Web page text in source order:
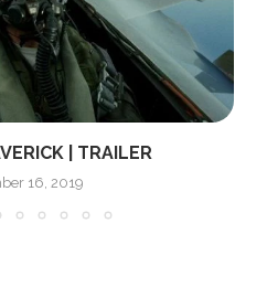
| TRAILER
16, 2019